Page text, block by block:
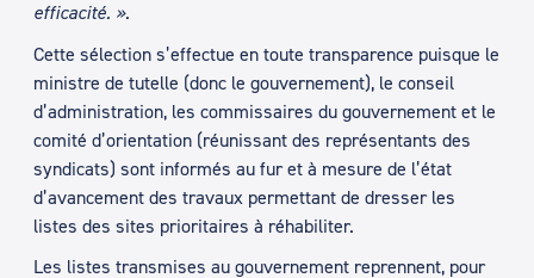
efficacité. ».
Cette sélection s’effectue en toute transparence puisque le
ministre de tutelle (donc le gouvernement), le conseil
d’administration, les commissaires du gouvernement et le
comité d’orientation (réunissant des représentants des
syndicats) sont informés au fur et à mesure de l’état
d’avancement des travaux permettant de dresser les
listes des sites prioritaires à réhabiliter.
Les listes transmises au gouvernement reprennent, pour